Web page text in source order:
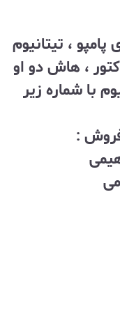
، تیتانیوم
کربن2 ، کربن3 ، راکتور ، هاش دو او
با شماره زیر
: